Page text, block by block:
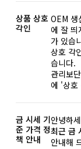
상품 상호
각인
OEM 생
에 잘 띄
가 있습
상호 각
습니다.
관리보
에 '상호
금 시세 기
준 가격 정
책 안내
안녕하
최근 금
안내해